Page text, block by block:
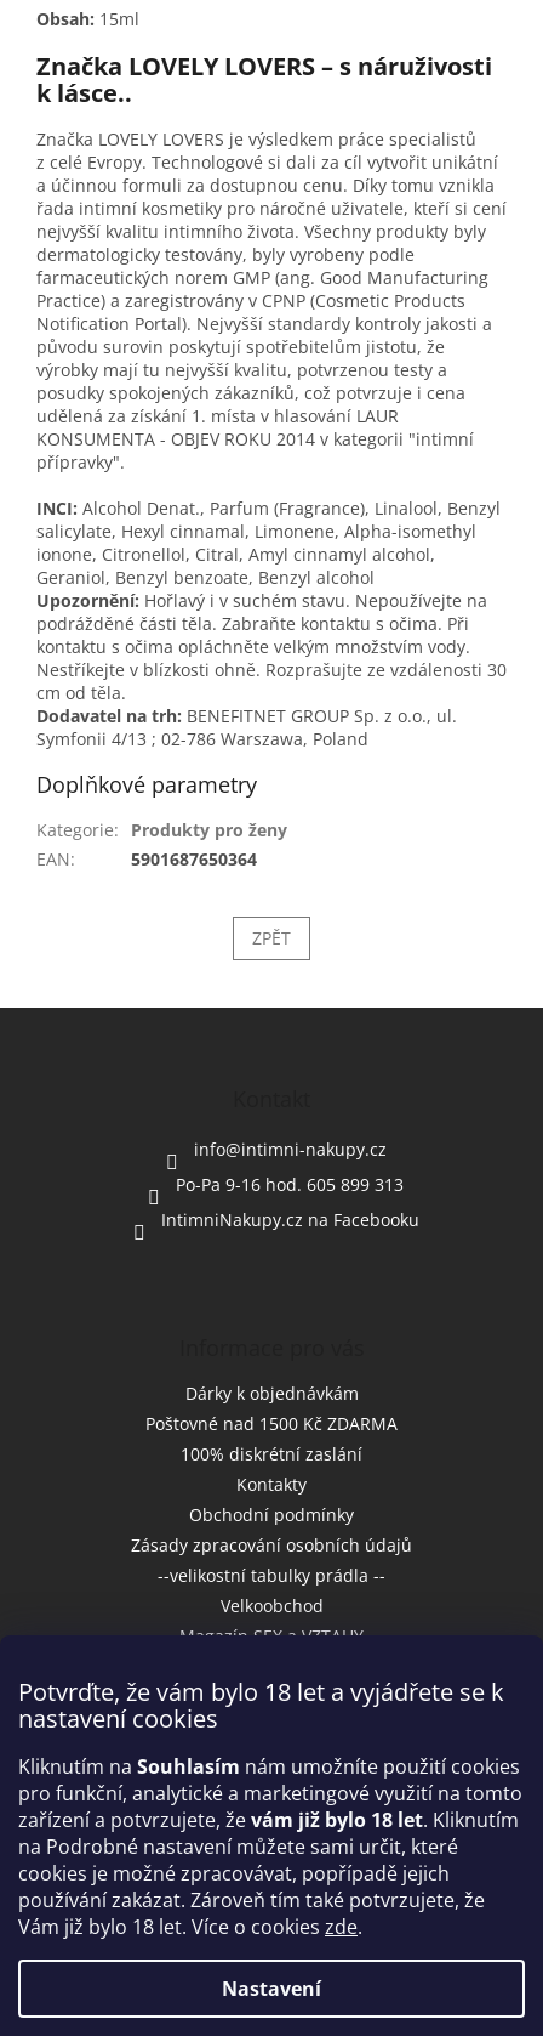
Potvrďte, že vám bylo 18 let a vyjádřete se k
nastavení cookies
Kliknutím na Souhlasím nám umožníte použití cookies
pro funkční, analytické a marketingové využití na tomto
zařízení a potvrzujete, ževám již bylo 18 let. Kliknutím
na Podrobné nastavení můžete sami určit, které
cookies je možné zpracovávat, popřípadě jejich
používání zakázat. Zároveň tím také potvrzujete, že
Vám již bylo 18 let. Více o cookies zde.
Nastavení
Obsah: 15ml
Značka LOVELY LOVERS – s náruživosti
k lásce..
Značka LOVELY LOVERS je výsledkem práce specialistů
z celé Evropy. Technologové si dali za cíl vytvořit unikátní
a účinnou formuli za dostupnou cenu. Díky tomu vznikla
řada intimní kosmetiky pro náročné uživatele, kteří si cení
nejvyšší kvalitu intimního života. Všechny produkty byly
dermatologicky testovány, byly vyrobeny podle
farmaceutických norem GMP (ang. Good Manufacturing
Practice) a zaregistrovány v CPNP (Cosmetic Products
Notification Portal). Nejvyšší standardy kontroly jakosti a
původu surovin poskytují spotřebitelům jistotu, že
výrobky mají tu nejvyšší kvalitu, potvrzenou testy a
posudky spokojených zákazníků, což potvrzuje i cena
udělená za získání 1. místa v hlasování LAUR
KONSUMENTA - OBJEV ROKU 2014 v kategorii "intimní
přípravky".
INCI: Alcohol Denat., Parfum (Fragrance), Linalool, Benzyl
salicylate, Hexyl cinnamal, Limonene, Alpha-isomethyl
ionone, Citronellol, Citral, Amyl cinnamyl alcohol,
Geraniol, Benzyl benzoate, Benzyl alcohol
Upozornění: Hořlavý i v suchém stavu. Nepoužívejte na
podrážděné části těla. Zabraňte kontaktu s očima. Při
kontaktu s očima opláchněte velkým množstvím vody.
Nestříkejte v blízkosti ohně. Rozprašujte ze vzdálenosti 30
cm od těla.
Dodavatel na trh: BENEFITNET GROUP Sp. z o.o., ul.
Symfonii 4/13 ; 02-786 Warszawa, Poland
Doplňkové parametry
Kategorie:
Produkty pro ženy
EAN: 5901687650364
ZPĚT
Z
info@intimni-nakupy.cz
Po-Pa 9-16 hod. 605 899 313
IntimniNakupy.cz na Facebooku
Dárky k objednávkám
Poštovné nad 1500 Kč ZDARMA
100% diskrétní zaslání
Kontakty
Obchodní podmínky
Zásady zpracování osobních údajů
--velikostní tabulky prádla --
Velkoobchod
Magazín SEX a VZTAHY
Přijímáme online platby